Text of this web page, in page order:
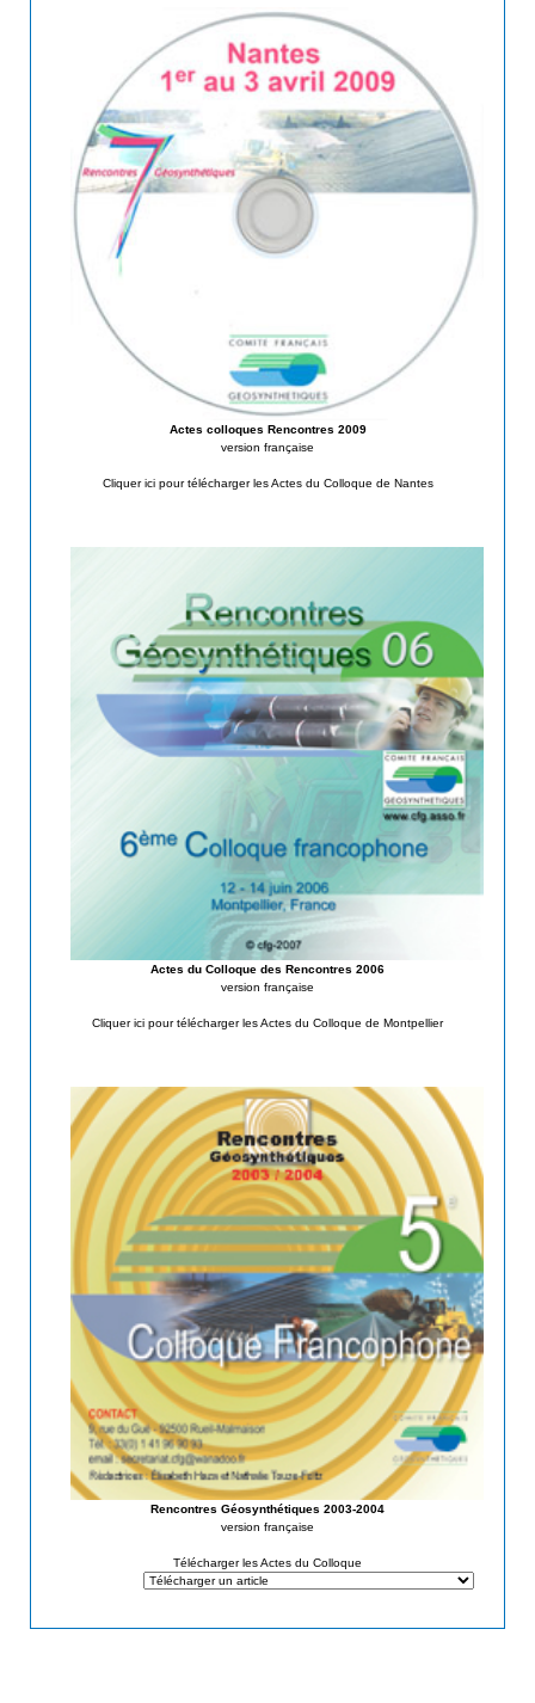
Actes colloques Rencontres 2009
version française
Cliquer ici pour télécharger les Actes du Colloque de Nantes
Actes du Colloque des Rencontres 2006
version française
Cliquer ici pour télécharger les Actes du Colloque de Montpellier
Rencontres Géosynthétiques 2003-2004
version française
Télécharger les Actes du Colloque